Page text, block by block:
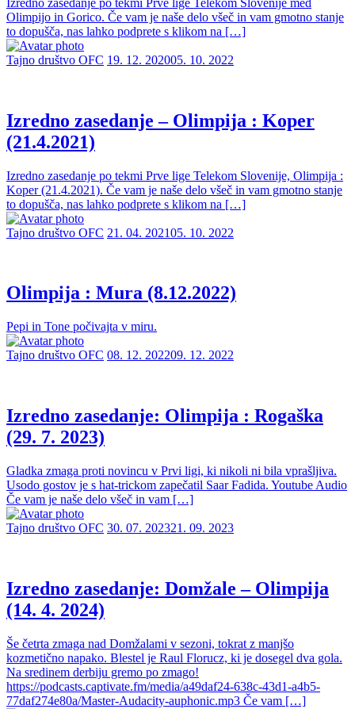
Olimpijo in Gorico. Če vam je naše delo všeč in vam gmotno stanje
to dopušča, nas lahko podprete s klikom na […]
Tajno društvo OFC 19. 12. 202005. 10. 2022
Izredno zasedanje – Olimpija : Koper
(21.4.2021)
Izredno zasedanje po tekmi Prve lige Telekom Slovenije, Olimpija :
Koper (21.4.2021). Če vam je naše delo všeč in vam gmotno stanje
to dopušča, nas lahko podprete s klikom na […]
Tajno društvo OFC 21. 04. 202105. 10. 2022
Olimpija : Mura (8.12.2022)
Pepi in Tone počivajta v miru.
Tajno društvo OFC 08. 12. 202209. 12. 2022
Izredno zasedanje: Olimpija : Rogaška
(29. 7. 2023)
Gladka zmaga proti novincu v Prvi ligi, ki nikoli ni bila vprašljiva.
Usodo gostov je s hat-trickom zapečatil Saar Fadida. Youtube Audio
Če vam je naše delo všeč in vam […]
Tajno društvo OFC 30. 07. 202321. 09. 2023
Izredno zasedanje: Domžale – Olimpija
(14. 4. 2024)
Še četrta zmaga nad Domžalami v sezoni, tokrat z manjšo
kozmetično napako. Blestel je Raul Florucz, ki je dosegel dva gola.
Na sredinem derbiju gremo po zmago!
https://podcasts.captivate.fm/media/a49daf24-638c-43d1-a4b5-
77daf274e80a/Master-Audacity-auphonic.mp3 Če vam […]